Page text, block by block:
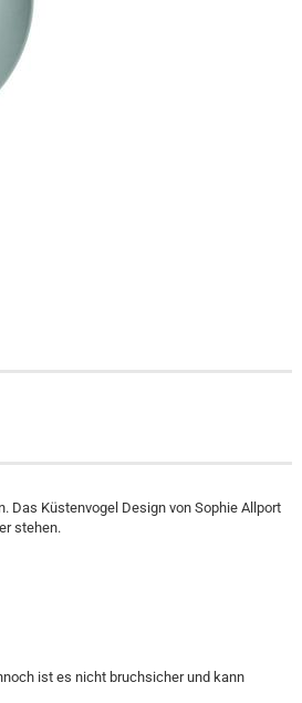
Das Küstenvogel Design von Sophie Allport
stehen.
ist es nicht bruchsicher und kann